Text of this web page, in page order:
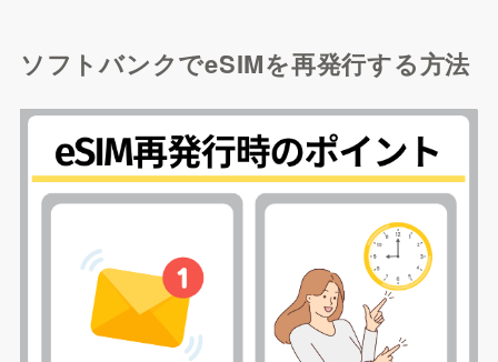
ソフトバンクでeSIMを再発行する方法